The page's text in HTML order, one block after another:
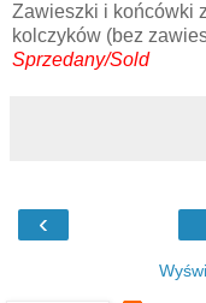
Zawieszki i końcówki
kolczyków (bez
Sprzedany/Sold
‹